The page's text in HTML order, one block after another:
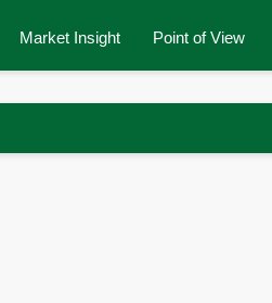
Market Insight Point of View